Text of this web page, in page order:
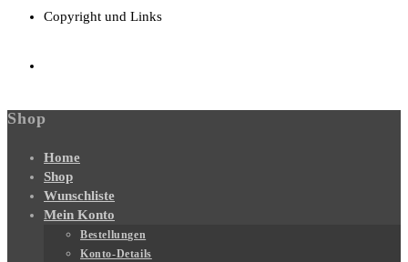
Copyright und Links
Shop
Home
Shop
Wunschliste
Mein Konto
Bestellungen
Konto-Details